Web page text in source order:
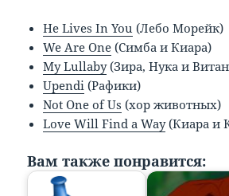
He Lives In You (Лебо Морейк)
We Are One (Симба и Киара)
My Lullaby(Зира, Нука и
Upendi (Рафики)
Not One of Us (хор животных)
Love Will Find a Way(Киара и
Вам также понравится: